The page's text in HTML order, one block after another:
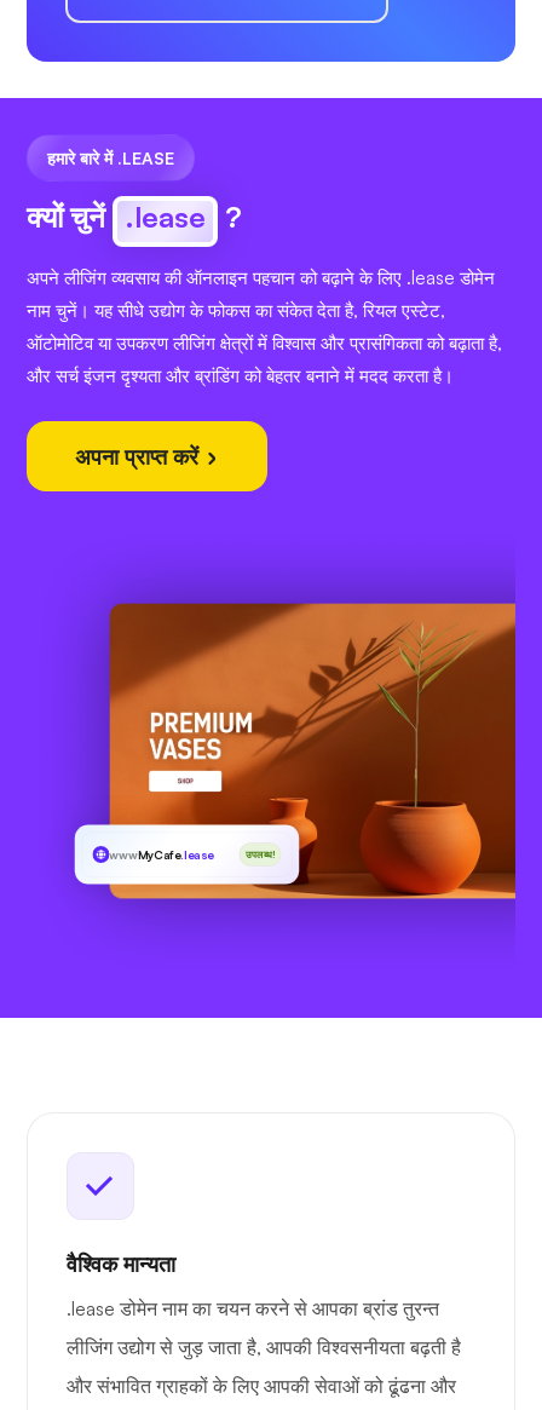
हमारे बारे में .LEASE
क्यों चुनें .lease ?
अपने लीजिंग व्यवसाय की ऑनलाइन पहचान को बढ़ाने के लिए .lease डोमेन
नाम चुनें। यह सीधे उद्योग के फोकस का संकेत देता है, रियल एस्टेट,
ऑटोमोटिव या उपकरण लीजिंग क्षेत्रों में विश्वास और प्रासंगिकता को बढ़ाता है,
और सर्च इंजन दृश्यता और ब्रांडिंग को बेहतर बनाने में मदद करता है।
अपना प्राप्त करें
wwwMyCafe.lease उपलब्ध!
वैश्विक मान्यता
.lease डोमेन नाम का चयन करने से आपका ब्रांड तुरन्त
लीजिंग उद्योग से जुड़ जाता है, आपकी विश्वसनीयता बढ़ती है
और संभावित ग्राहकों के लिए आपकी सेवाओं को ढूंढना और